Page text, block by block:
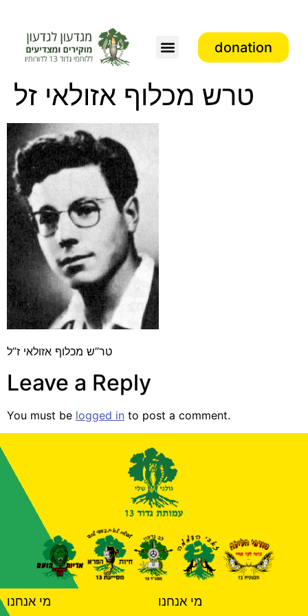
donation
טרש מכלוף אזולאי זל
טר”ש מכלוף אזולאי ז”ל
Leave a Reply
You must be logged in to post a comment.
מי אנחנו מי אנחנו